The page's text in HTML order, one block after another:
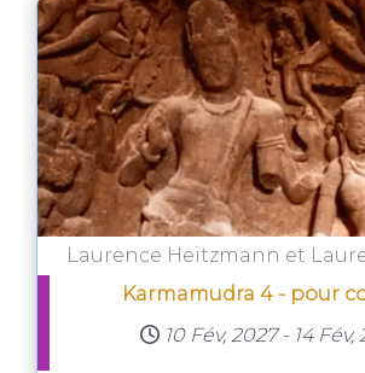
Laurence Heitzmann et
Karmamudra 4 - pour
10 Fév, 2027 - 14 Fév,